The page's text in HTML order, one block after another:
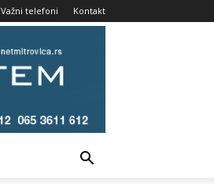
Važni telefoni Kontakt